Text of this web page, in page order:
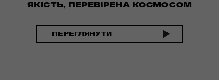
ЯКІСТЬ, ПЕРЕВІРЕНА КОСМОСОМ
ПЕРЕГЛЯНУТИ